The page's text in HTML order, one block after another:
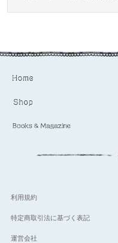
利用規約
特定商取引法に基づく表記
運営会社